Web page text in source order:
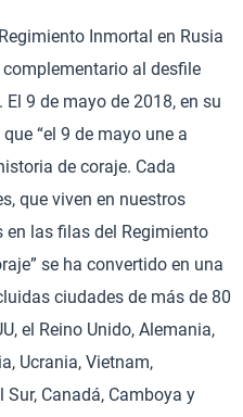
Inmortal en Rusia
al desfile
9 de mayo de 2018, en su
“el 9 de mayo une a
de coraje. Cada
que viven en nuestros
en las filas del Regimiento
se ha convertido en una
ciudades de más de 80
el Reino Unido, Alemania,
Ucrania, Vietnam,
Sur, Canadá, Camboya y